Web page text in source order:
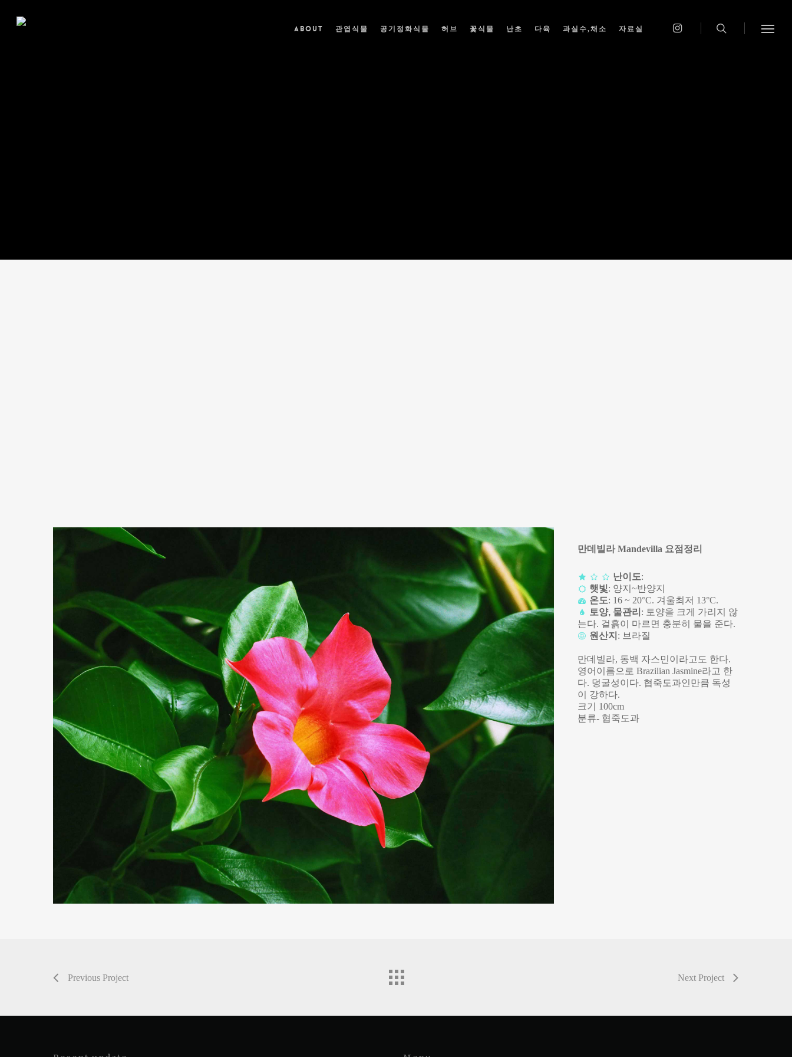
ABOUT 관엽식물 공기정화식물 허브 꽃식물 난초 다육 과실수,채소 자료실
만데빌라 Mandevilla 요점정리
난이도:
햇빛: 양지~반양지
온도: 16 ~ 20°C. 겨울최저 13°C.
토양, 물관리 : 토양을 크게 가리지 않
는다. 겉흙이 마르면 충분히 물을 준다.
원산지 : 브라질
만데빌라, 동백 자스민이라고도 한다.
영어이름으로 Brazilian Jasmine라고 한
다. 덩굴성이다. 협죽도과인만큼 독성
이 강하다.
크기 100cm
분류- 협죽도과
Previous Project Next Project